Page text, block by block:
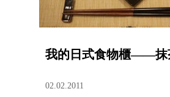
我的日式食物櫃——抹
02.02.2011